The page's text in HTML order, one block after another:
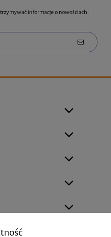
informacje o nowościach i